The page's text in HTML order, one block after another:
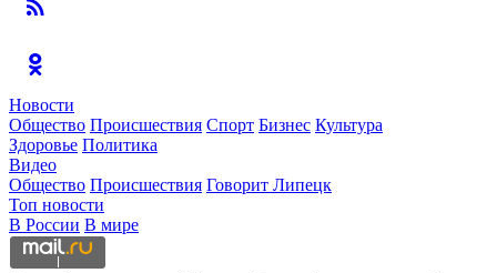
Новости
Общество Происшествия Спорт Бизнес Культура
Здоровье Политика
Видео
Общество Происшествия Говорит Липецк
Топ новости
В России В мире